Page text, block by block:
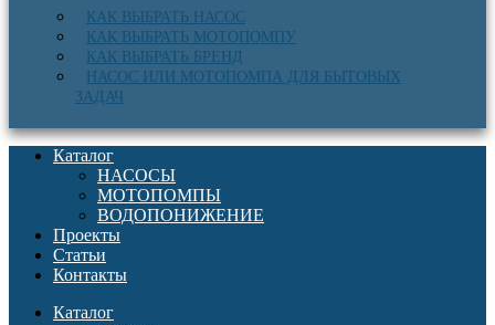
КАК ВЫБРАТЬ НАСОС
КАК ВЫБРАТЬ МОТОПОМПУ
КАК ВЫБРАТЬ БРЕНД
НАСОС ИЛИ МОТОПОМПА ДЛЯ БЫТОВЫХ
ЗАДАЧ
Каталог
НАСОСЫ
МОТОПОМПЫ
ВОДОПОНИЖЕНИЕ
Проекты
Статьи
Контакты
Каталог